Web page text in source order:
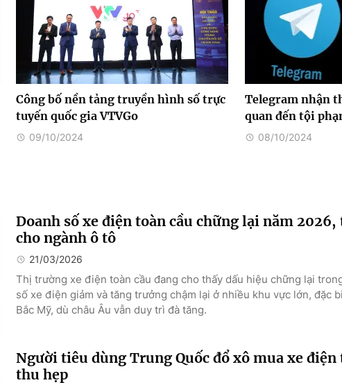
Công bố nền tảng truyền hình số trực
tuyến quốc gia VTVGo
09/10/2024
Telegram nhận
quan đến tội
08/10/2024
Doanh số xe điện toàn cầu chững lại năm
cho ngành ô tô
21/03/2026
Thị trường xe điện toàn cầu đang cho thấy dấu hiệu chững lại
số xe điện giảm và tăng trưởng chậm lại ở nhiều khu vực lớn, đặc
Bắc Mỹ, dù châu Âu vẫn duy trì đà tăng.
Người tiêu dùng Trung Quốc đổ xô mua xe
thu hẹp